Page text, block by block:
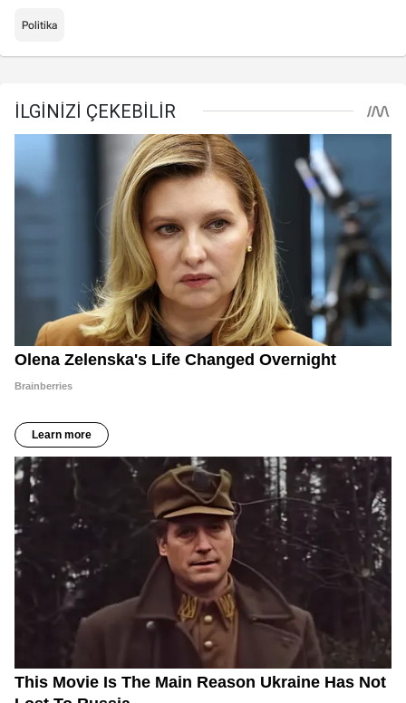
Politika